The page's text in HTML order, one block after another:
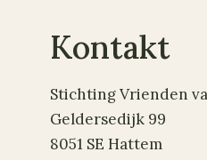
Kontakt
Stichting Vrienden
Geldersedijk 99
8051 SE Hattem